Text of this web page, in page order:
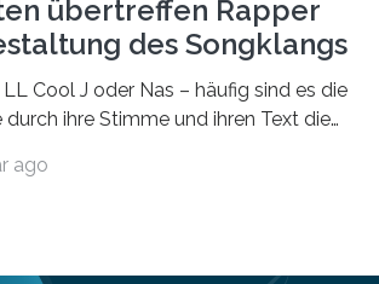
übertreffen Rapper
des Songklangs
Cool J oder Nas – häufig sind es die
durch ihre Stimme und ihren Text die
der Fachliteratur finden sich bislang
ago